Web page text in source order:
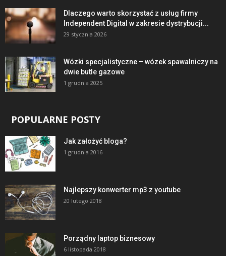
Dlaczego warto skorzystać z usług firmy
Independent Digital w zakresie dystrybucji...
29 stycznia 2026
Wózki specjalistyczne – wózek spawalniczy na
dwie butle gazowe
1 grudnia 2025
POPULARNE POSTY
Jak założyć bloga?
1 grudnia 2016
Najlepszy konwerter mp3 z youtube
20 lutego 2018
Porządny laptop biznesowy
6 listopada 2018